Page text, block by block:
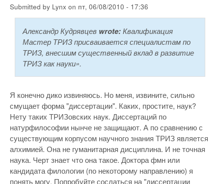
Submitted by Lynx on пт, 06/08/2010 - 17:36
Александр Кудрявцев wrote:Квалификация
Мастер ТРИЗ присваивается специалистам по
ТРИЗ, внесшим существенный вклад в развитие
ТРИЗ как науки».
Я конечно дико извиняюсь. Но меня, извините, сильно
смущает форма "диссертации". Каких, простите, наук?
Нету таких ТРИЗовских наук. Диссертаций по
натурфилософии нынче не защищают. А по сравнению с
существующим корпусом научного знания ТРИЗ является
алхимией. Она не гуманитарная дисциплина. И не точная
наука. Черт знает что она такое. Доктора фмн или
кандидата филологии (по некоторому направлению) я
понять могу. Попробуйте сослаться на "диссертации